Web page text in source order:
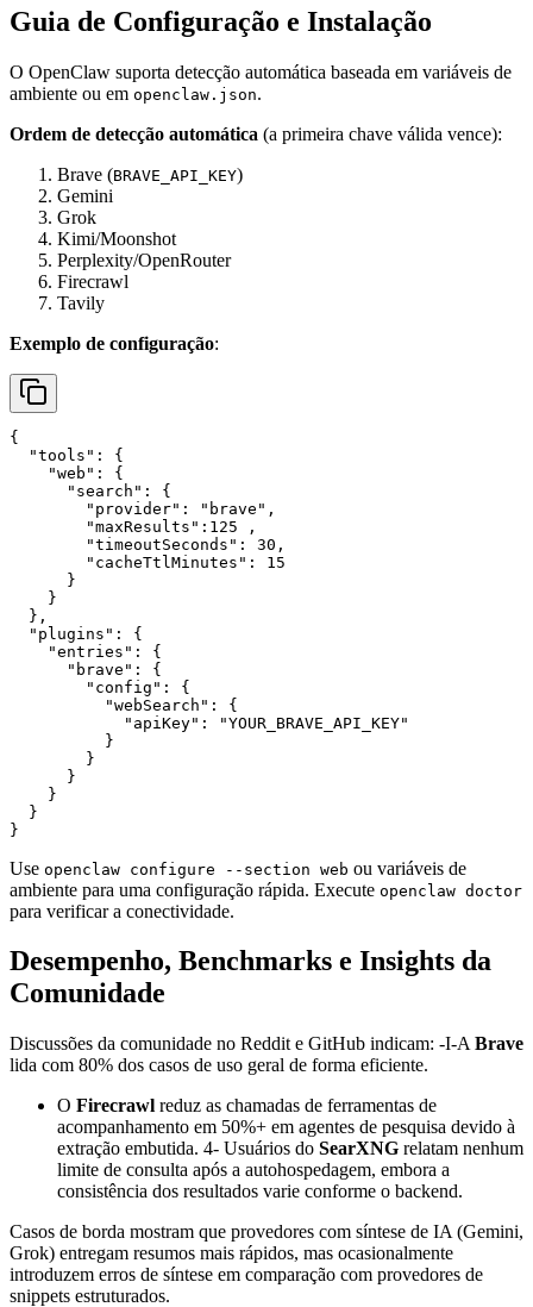
Guia de Configuração e Instalação
O OpenClaw suporta detecção automática baseada em variáveis de
ambiente ou em openclaw.json.
Ordem de detecção automática (a primeira chave válida vence):
Brave (BRAVE_API_KEY)
Gemini
Grok
Kimi/Moonshot
Perplexity/OpenRouter
Firecrawl
Tavily
Exemplo de configuração:
{
  "tools": {
    "web": {
      "search": {
        "provider": "brave",
        "maxResults":125 ,
        "timeoutSeconds": 30,
        "cacheTtlMinutes": 15
      }
    }
  },
  "plugins": {
    "entries": {
      "brave": {
        "config": {
          "webSearch": {
            "apiKey": "YOUR_BRAVE_API_KEY"
          }
        }
      }
    }
  }
Use openclaw configure --section web ou variáveis de
ambiente para uma configuração rápida. Execute openclaw doctor
para verificar a conectividade.
Desempenho, Benchmarks e Insights da
Comunidade
Discussões da comunidade no Reddit e GitHub indicam: -I-A Brave
lida com 80% dos casos de uso geral de forma eficiente.
O Firecrawl reduz as chamadas de ferramentas de
acompanhamento em 50%+ em agentes de pesquisa devido à
extração embutida. 4- Usuários do SearXNG relatam nenhum
limite de consulta após a autohospedagem, embora a
consistência dos resultados varie conforme o backend.
Casos de borda mostram que provedores com síntese de IA (Gemini,
Grok) entregam resumos mais rápidos, mas ocasionalmente
introduzem erros de síntese em comparação com provedores de
snippets estruturados.